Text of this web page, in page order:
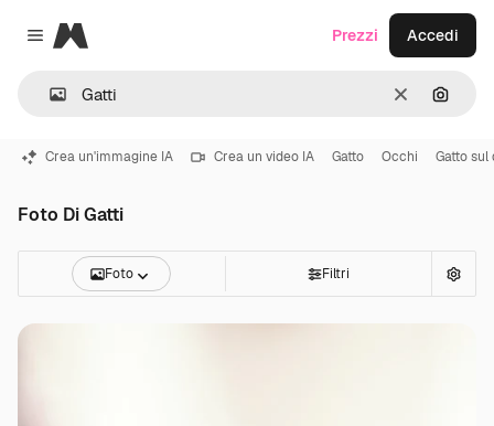
Close menu
Magnific
CancellaCerca
Prezzi Accedi
Crea un'immagine IA Crea un video IA Gatto Occhi Gatto sul
Foto Di Gatti
Foto Filtri